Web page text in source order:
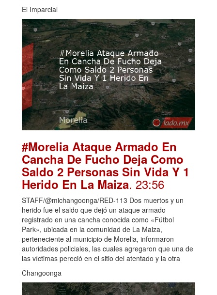
El Imparcial
#Morelia Ataque Armado En
Cancha De Fucho Deja Como
Saldo 2 Personas Sin Vida Y 1
Herido En La Maiza. 23:56
STAFF/@michangoonga/RED-113 Dos muertos y un
herido fue el saldo que dejó un ataque armado
registrado en una cancha conocida como «Fútbol
Park», ubicada en la comunidad de La Maiza,
perteneciente al municipio de Morelia, informaron
autoridades policiales, las cuales agregaron que una de
las víctimas pereció en el sitio del atentado y la otra
Changoonga